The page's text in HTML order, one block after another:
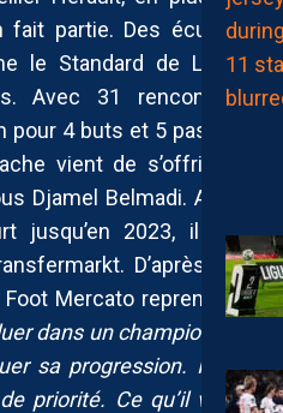
fait partie. Des écuries
le Standard de Liège
Avec 31 rencontres
4 buts et 5 passes
vient de s’offrir un
Djamel Belmadi. Alors
jusqu’en 2023, il est
D’après les
Mercato reprend, le
dans un championnat
sa progression. Il n’a
priorité. Ce qu’il veut,